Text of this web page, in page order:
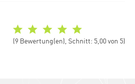
(9 Bewertung(en), Schnitt: 5,00 von 5)